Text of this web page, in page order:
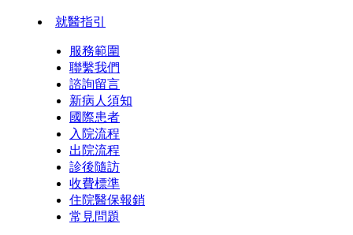
就醫指引
服務範圍
聯繫我們
諮詢留言
新病人須知
國際患者
入院流程
出院流程
診後隨訪
收費標準
住院醫保報銷
常見問題